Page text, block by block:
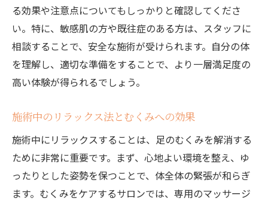
る効果や注意点についてもしっかりと確認してくださ
い。特に、敏感肌の方や既往症のある方は、スタッフに
相談することで、安全な施術が受けられます。自分の体
を理解し、適切な準備をすることで、より一層満足度の
高い体験が得られるでしょう。
施術中のリラックス法とむくみへの効果
施術中にリラックスすることは、足のむくみを解消する
ために非常に重要です。まず、心地よい環境を整え、ゆ
ったりとした姿勢を保つことで、体全体の緊張が和らぎ
ます。むくみをケアするサロンでは、専用のマッサージ